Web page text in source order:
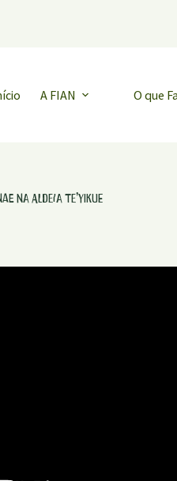
A FIAN O que
na Aldeia Te’yikue